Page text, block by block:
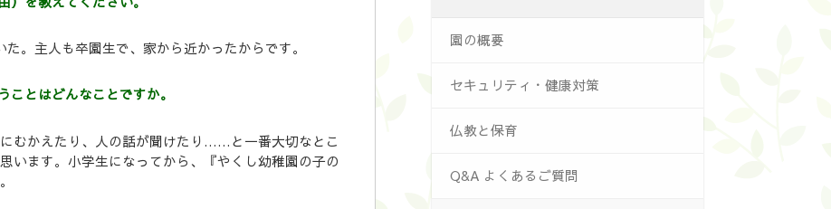
。主人も卒園生で、家から近かったからです。
とはどんなことですか。
むかえたり、人の話が聞けたり……と一番大切なとこ
います。小学生になってから、『やくし幼稚園の子の
園の概要
セキュリティ・健康対策
仏教と保育
Q&A よくあるご質問